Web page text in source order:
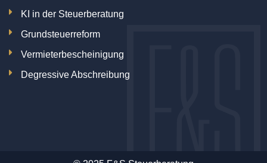
KI in der Steuerberatung
Grundsteuerreform
Vermieterbescheinigung
Degressive Abschreibung